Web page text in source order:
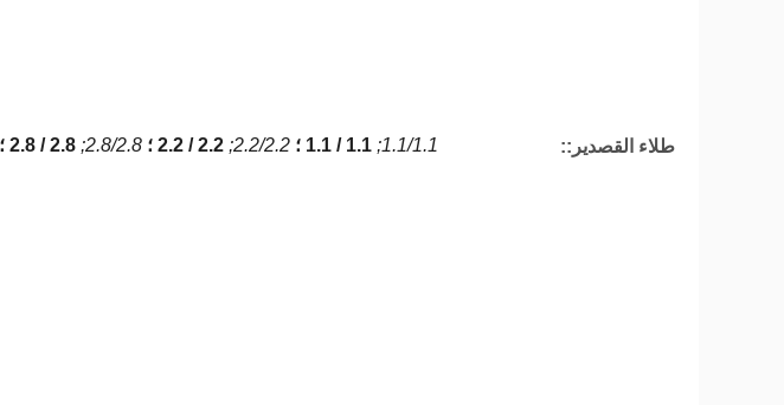
طلاء القصدير:: 1.1/1.1; 1.1 / 1.1 ؛ 2.2/2.2; 2.2 / 2.2 ؛ 2.8/2.8; 2.8 / 2.8 ؛